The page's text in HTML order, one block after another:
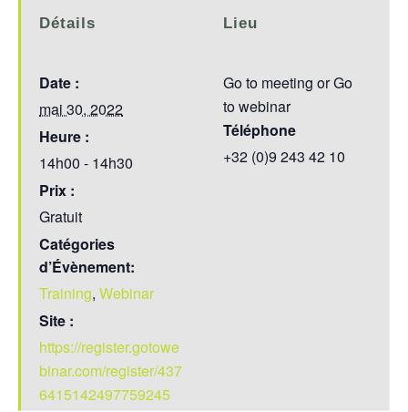
Détails
Date :
mai 30, 2022
Heure :
14h00 - 14h30
Prix :
Gratuit
Catégories
d’Évènement:
Training, Webinar
Site :
https://register.gotowe
binar.com/register/437
6415142497759245
Lieu
Go to meeting or Go
to webinar
Téléphone
+32 (0)9 243 42 10